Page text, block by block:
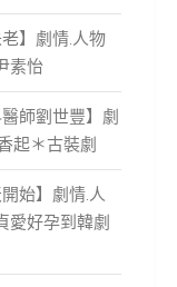
老】劇情.人物
素怡
師劉世豐】劇
起＊古裝劇
開始】劇情.人
愛好孕到韓劇